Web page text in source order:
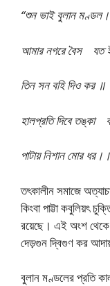
“শুন ভাই বুলান মণ্ডল।
আমার নগরে বৈস যত
তিন সন বহি দিও কর ॥
হালপ্রতি দিবে তঙ্কা
পাটায় নিশান মোর
তৎকালীন সমাজে
কিংবা পাট্টা কবুলিয়ৎ
রয়েছে। এই অংশ থেকে
দেড়গুন দ্বিগুণ কর
বুলান মণ্ডলের প্রতি